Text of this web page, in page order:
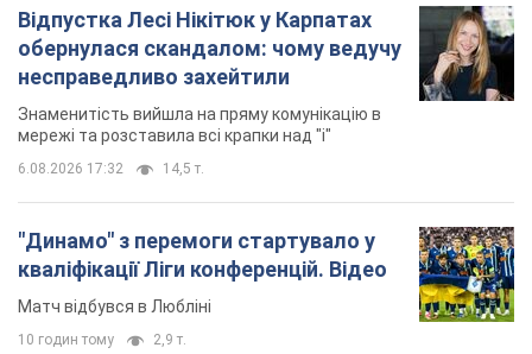
Відпустка Лесі Нікітюк у Карпатах
обернулася скандалом: чому ведучу
несправедливо захейтили
Знаменитість вийшла на пряму комунікацію в
мережі та розставила всі крапки над "і"
6.08.2026 17:32 14,5 т.
"Динамо" з перемоги стартувало у
кваліфікації Ліги конференцій. Відео
Матч відбувся в Любліні
10 годин тому 2,9 т.